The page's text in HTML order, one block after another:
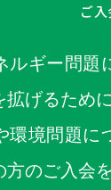
ご
ルギー問題
げるため
環境問題に
のご入会